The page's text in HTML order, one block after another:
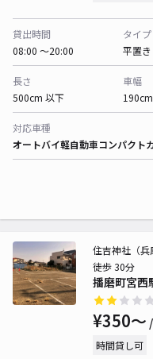
貸出時間
08:00 〜20:00
タイプ
平置き
長さ
500cm 以下
車幅
対応車種
オートバイ軽自動車コンパクト
播磨町宮西
住吉神社（兵
徒歩 30分
¥350〜
時間貸し可